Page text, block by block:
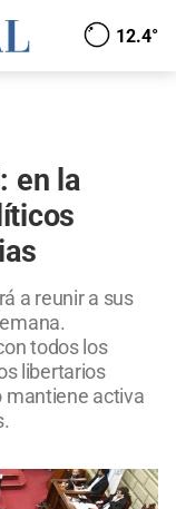
12.4°
en la
a reunir a sus
todos los
libertarios
mantiene activa